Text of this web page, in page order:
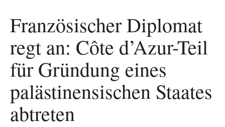
Französischer Diplomat
regt an: Côte d’Azur-Teil
für Gründung eines
palästinensischen Staates
abtreten